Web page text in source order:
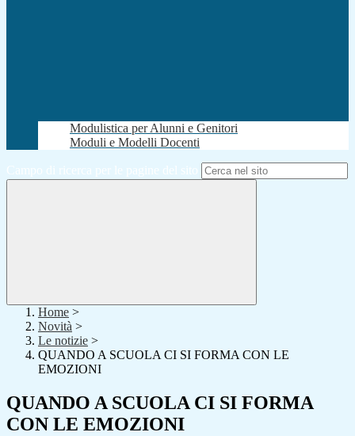
Modulistica per Alunni e Genitori
Moduli e Modelli Docenti
Campo di ricerca per le pagine del sito
Home >
Novità >
Le notizie >
QUANDO A SCUOLA CI SI FORMA CON LE
EMOZIONI
QUANDO A SCUOLA CI SI FORMA
CON LE EMOZIONI